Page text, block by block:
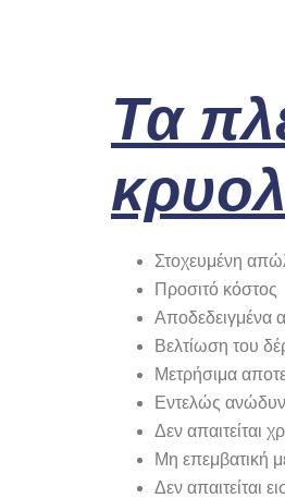
Τα
Στοχευμένη
Προσιτό κόστος
Αποδεδειγμένα
Βελτίωση του
Μετρήσιμα
Εντελώς
Δεν απαιτείται
Μη επεμβατική
Δεν απαιτείται